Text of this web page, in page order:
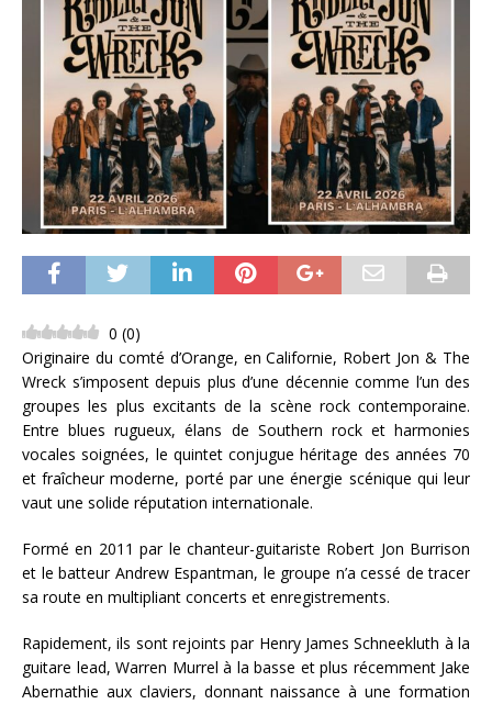
0 (0)
Originaire du comté d’Orange, en Californie, Robert Jon & The
Wreck s’imposent depuis plus d’une décennie comme l’un des
groupes les plus excitants de la scène rock contemporaine.
Entre blues rugueux, élans de Southern rock et harmonies
vocales soignées, le quintet conjugue héritage des années 70
et fraîcheur moderne, porté par une énergie scénique qui leur
vaut une solide réputation internationale.
Formé en 2011 par le chanteur-guitariste Robert Jon Burrison
et le batteur Andrew Espantman, le groupe n’a cessé de tracer
sa route en multipliant concerts et enregistrements.
Rapidement, ils sont rejoints par Henry James Schneekluth à la
guitare lead, Warren Murrel à la basse et plus récemment Jake
Abernathie aux claviers, donnant naissance à une formation